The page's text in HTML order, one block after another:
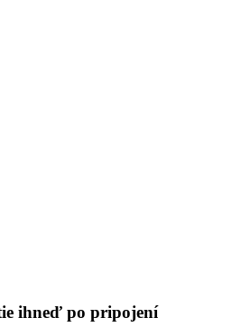
ihneď po pripojení